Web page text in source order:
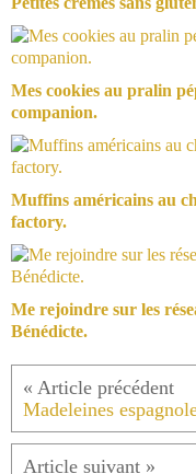
Mes cookies au pralin
companion.
Muffins américains au
factory.
Me rejoindre sur les
Bénédicte.